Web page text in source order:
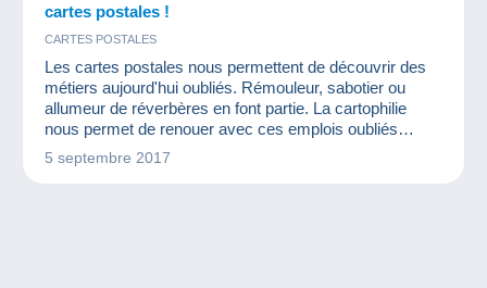
cartes postales !
CARTES POSTALES
Les cartes postales nous permettent de découvrir des
métiers aujourd'hui oubliés. Rémouleur, sabotier ou
allumeur de réverbères en font partie. La cartophilie
nous permet de renouer avec ces emplois oubliés
réalisés par des artisans de talent qui font partie de
notre patrimoine culturel.
5 septembre 2017